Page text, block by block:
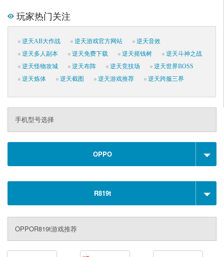
玩家热门关注
逆天AB大作战 逆天游戏官方网站
逆天音效
逆天多人副本
逆天免费下载 逆天摇钱树
逆天斗神之战
逆天怪物攻城
逆天布阵 逆天竞技场
逆天世界BOSS
逆天炼体
逆天截图 逆天游戏推荐 逆天跨服三界
手机型号选择
OPPO
R819t
OPPOR819t游戏推荐